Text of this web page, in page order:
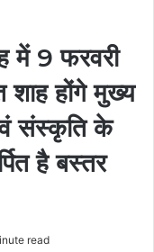
में 9 फरवरी
शाह होंगे मुख्य
संस्कृति के
है बस्तर
read